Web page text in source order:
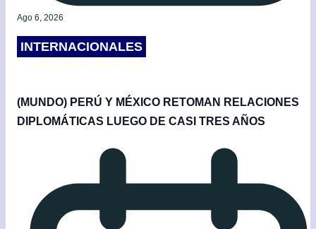
Ago 6, 2026
INTERNACIONALES
(MUNDO) PERÚ Y MÉXICO RETOMAN RELACIONES
DIPLOMÁTICAS LUEGO DE CASI TRES AÑOS